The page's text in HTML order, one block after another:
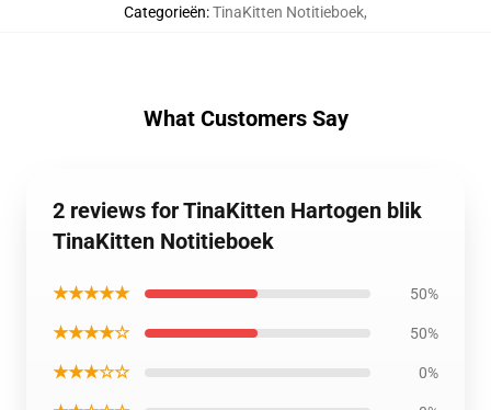
Categorieën:TinaKitten Notitieboek,
What Customers Say
2 reviews for TinaKitten Hartogen blik
TinaKitten Notitieboek
★★★★★ 50%
★★★★☆ 50%
★★★☆☆ 0%